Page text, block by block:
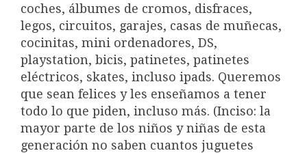
coches, álbumes de cromos, disfraces,
legos, circuitos, garajes, casas de muñecas,
cocinitas, mini ordenadores, DS,
playstation, bicis, patinetes, patinetes
eléctricos, skates, incluso ipads. Queremos
que sean felices y les enseñamos a tener
todo lo que piden, incluso más. (Inciso: la
mayor parte de los niños y niñas de esta
generación no saben cuantos juguetes